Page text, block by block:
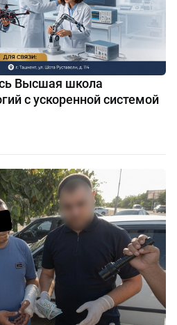
Высшая школа
с ускоренной системой